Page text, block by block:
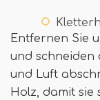
Entfernen Sie
und schneiden
und Luft
Holz, damit sie